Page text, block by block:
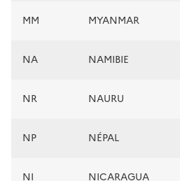
MM MYANMAR
NA NAMIBIE
NR NAURU
NP NÉPAL
NI NICARAGUA